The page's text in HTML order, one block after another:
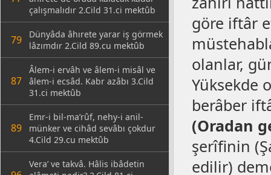
çalışmalıdır 2.Cild 31.ci mektûb
79
Dünyâda âhırete yarar iş görmek
lâzımdır 2.Cild 89.cu mektûb
87
Âlem-i ervâh ve âlem-i misâl ve
âlem-i ecsâd. Kabr azâbı 3.Cild
31.ci mektûb
89
Emr-i bil-ma’rûf, nehy-i anil-
münker ve cihâd sevâbı çokdur
4.Cild 29.cu mektûb
Vera’ ve takvâ. Hâlis ibâdetin
göre iftâr
olanlar,
Yüksekde
berâber
(Oradan
şerîfinin
edilir)